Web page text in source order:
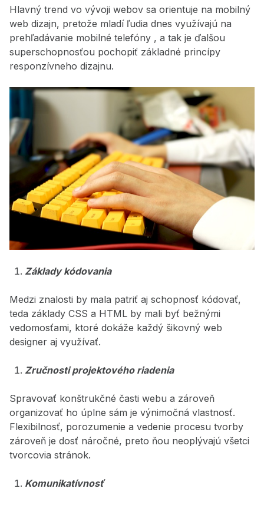
Hlavný trend vo vývoji webov sa orientuje na mobilný
web dizajn, pretože mladí ľudia dnes využívajú na
prehľadávanie mobilné telefóny , a tak je ďalšou
superschopnosťou pochopiť základné princípy
responzívneho dizajnu.
Základy kódovania
Medzi znalosti by mala patriť aj schopnosť kódovať,
teda základy CSS a HTML by mali byť bežnými
vedomosťami, ktoré dokáže každý šikovný web
designer aj využívať.
Zručnosti projektového riadenia
Spravovať konštrukčné časti webu a zároveň
organizovať ho úplne sám je výnimočná vlastnosť.
Flexibilnosť, porozumenie a vedenie procesu tvorby
zároveň je dosť náročné, preto ňou neoplývajú všetci
tvorcovia stránok.
Komunikatívnosť